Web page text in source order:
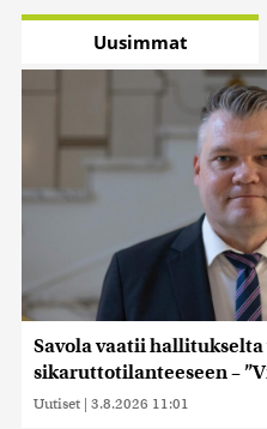
Uusimmat
Savola vaatii
sikaruttotilanteeseen –
Uutiset | 3.8.2026 11:01